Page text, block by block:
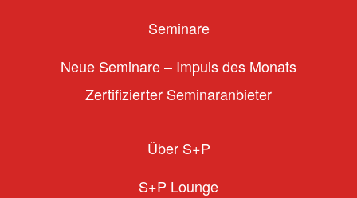
Seminare
Neue Seminare – Impuls des Monats
Zertifizierter Seminaranbieter
Über S+P
S+P Lounge